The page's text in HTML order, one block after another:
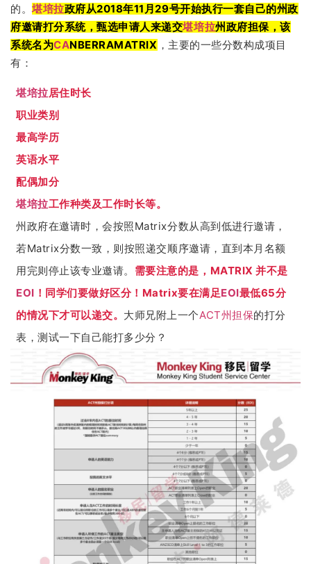
的。堪培拉政府从2018年11月29号开始执行一套自己的州政
府邀请打分系统，甄选申请人来递交堪培拉州政府担保，该
系统名为CANBERRAMATRIX ，主要的一些分数构成项目
有：
堪培拉居住时长
职业类别
最高学历
英语水平
配偶加分
堪培拉工作种类及工作时长等。
州政府在邀请时，会按照Matrix分数从高到低进行邀请，
若Matrix分数一致，则按照递交顺序邀请，直到本月名额
用完则停止该专业邀请。 需要注意的是，MATRIX 并不是
EOI ！同学们要做好区分！Matrix要在满足EOI最低65分
的情况下才可以递交。 大师兄附上一个ACT州担保的打分
表，测试一下自己能打多少分？